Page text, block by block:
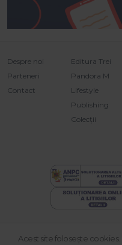
Despre noi
Parteneri
Contact
Editura Trei
Pandora M
Lifestyle
Publishing
Colecții
Acest site foloseşte